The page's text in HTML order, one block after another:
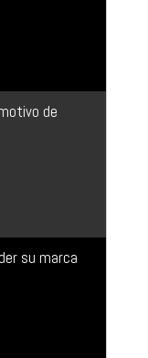
de
su marca